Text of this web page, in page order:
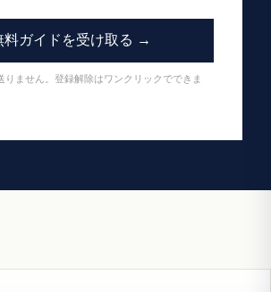
料ガイドを受け取る →
りません。登録解除はワンクリックでできま